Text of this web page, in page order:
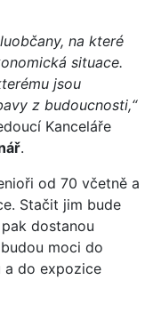
na které
situace.
jsou
z budoucnosti,“
Kanceláře
.
od 70 včetně a
Stačit jim bude
dostanou
moci do
a do expozice